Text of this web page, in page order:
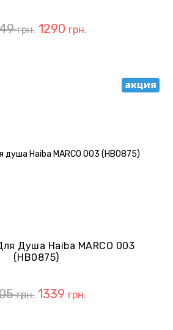
грн. 1290 грн.
акция
Душа Haiba MARCO 003
(HB0875)
грн. 1339 грн.